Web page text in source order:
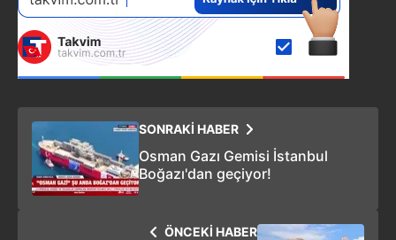
SONRAKİ HABER
Osman Gazı Gemisi İstanbul
Boğazı'dan geçiyor!
ÖNCEKİ HABER